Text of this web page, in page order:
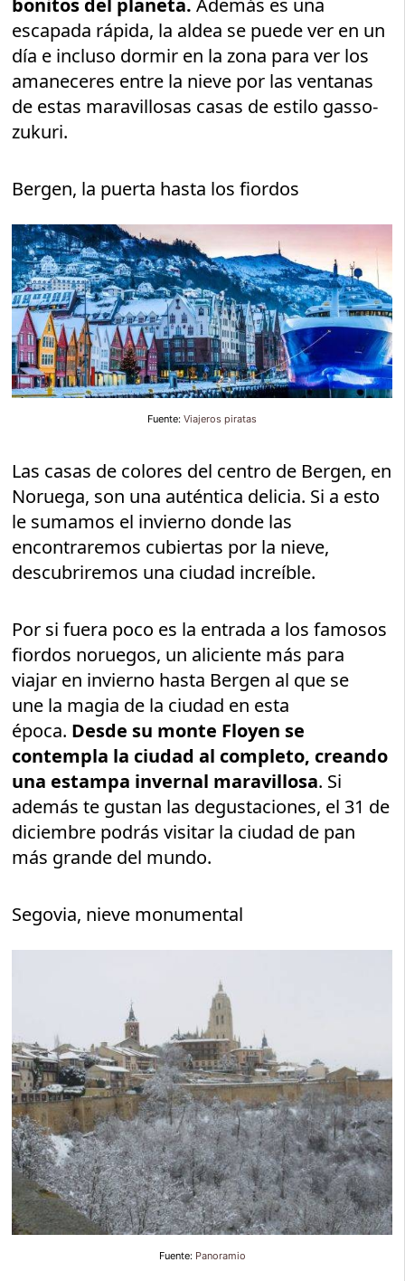
bonitos del planeta. Además es una
escapada rápida, la aldea se puede ver en un
día e incluso dormir en la zona para ver los
amaneceres entre la nieve por las ventanas
de estas maravillosas casas de estilo gasso-
zukuri.
Bergen, la puerta hasta los fiordos
Fuente: Viajeros piratas
Las casas de colores del centro de Bergen, en
Noruega, son una auténtica delicia. Si a esto
le sumamos el invierno donde las
encontraremos cubiertas por la nieve,
descubriremos una ciudad increíble.
Por si fuera poco es la entrada a los famosos
fiordos noruegos, un aliciente más para
viajar en invierno hasta Bergen al que se
une la magia de la ciudad en esta
época. Desde su monte Floyen se
contempla la ciudad al completo, creando
una estampa invernal maravillosa. Si
además te gustan las degustaciones, el 31 de
diciembre podrás visitar la ciudad de pan
más grande del mundo.
Segovia, nieve monumental
Fuente: Panoramio